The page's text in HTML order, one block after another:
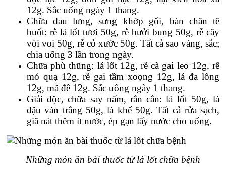
12g. Sắc uống ngày 1 thang.
Chữa đau lưng, sưng khớp gối, bàn chân tê
buốt: rễ lá lốt tươi 50g, rễ bưởi bung 50g, rễ cây
vòi voi 50g, rễ cỏ xước 50g. Tất cả sao vàng, sắc;
chia uống 3 lần trong ngày.
Chữa phù thũng: lá lốt 12g, rễ cà gai leo 12g, rễ
mỏ quạ 12g, rễ gai tầm xoọng 12g, lá đa lông
12g, mã đề 12g. Sắc uống ngày 1 thang.
Giải độc, chữa say nấm, rắn cắn: lá lốt 50g, lá
đậu ván trắng 50g, lá khế 50g. Tất cả rửa sạch,
giã nát thêm ít nước, ép gạn lấy nước cho uống.
Những món ăn bài thuốc từ lá lốt chữa bệnh